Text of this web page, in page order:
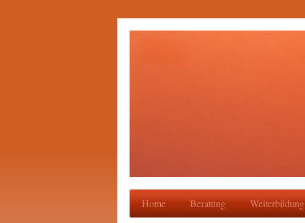
Home Beratung Weiterbildung